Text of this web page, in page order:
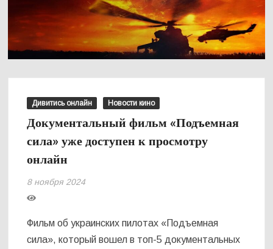
Дивитись онлайн Новости кино
Документальный фильм «Подъемная
сила» уже доступен к просмотру
онлайн
8 ноября 2024
Фильм об украинских пилотах «Подъемная
сила», который вошел в топ-5 документальных